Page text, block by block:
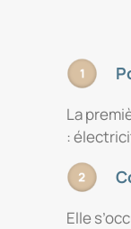
La
:
Elle